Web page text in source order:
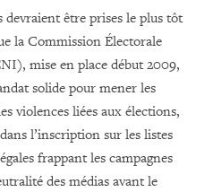
être prises le plus tôt
la Commission Électorale
mise en place début 2009,
solide pour mener les
violences liées aux élections,
l’inscription sur les listes
frappant les campagnes
des médias avant le